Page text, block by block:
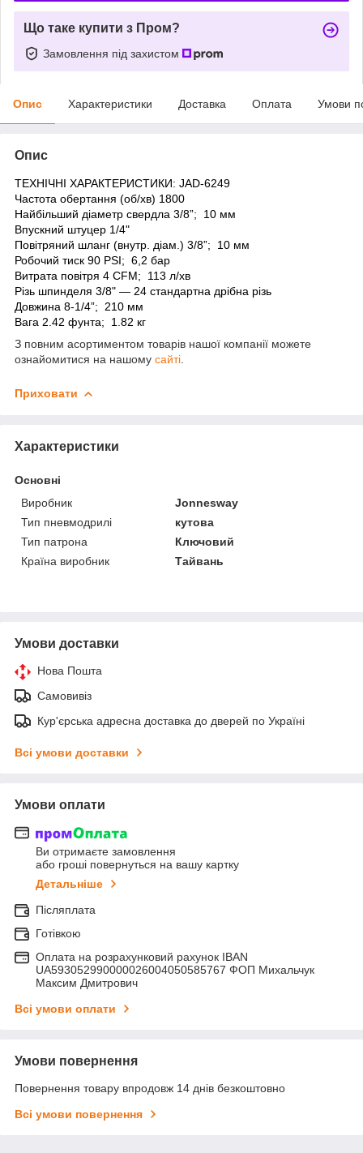
Що таке купити з Пром?
Замовлення під захистом
Опис Характеристики Доставка Оплата Умови
Опис
ТЕХНІЧНІ ХАРАКТЕРИСТИКИ: JAD-6249
Частота обертання (об/хв) 1800
Найбільший діаметр свердла 3/8”; 10 мм
Впускний штуцер 1/4"
Повітряний шланг (внутр. діам.) 3/8”; 10 мм
Робочий тиск 90 PSI; 6,2 бар
Витрата повітря 4 CFM; 113 л/хв
Різь шпинделя 3/8" — 24 стандартна дрібна різь
Довжина 8-1/4”; 210 мм
Вага 2.42 фунта; 1.82 кг
З повним асортиментом товарів нашої компанії можете
ознайомитися на нашому сайті
Приховати
Характеристики
Основні
Виробник
Jonnesway
Тип пневмодрилі
кутова
Тип патрона
Ключовий
Країна виробник
Тайвань
Умови доставки
Нова Пошта
Самовивіз
Кур'єрська адресна доставка до дверей по Україні
Всі умови доставки
Умови оплати
Ви отримаєте замовлення
або гроші повернуться на вашу картку
Детальніше
Післяплата
Готівкою
Оплата на розрахунковий рахунок IBAN
UA593052990000026004050585767 ФОП Михальчук
Максим Дмитрович
Всі умови оплати
Умови повернення
Повернення товару впродовж 14 днів безкоштовно
Всі умови повернення